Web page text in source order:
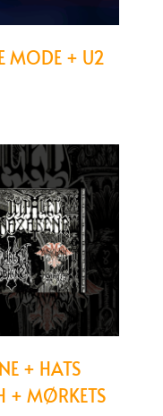
MODE + U2
+ HATS
+ MØRKETS